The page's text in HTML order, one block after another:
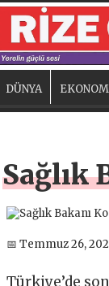
DÜNYA
Sağlık
📅 Temmuz 26,
Türkiye’de